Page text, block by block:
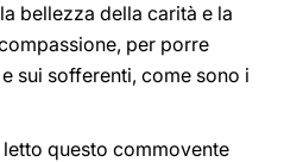
bellezza della carità e la
per porre
sui sofferenti, come sono i
questo commovente